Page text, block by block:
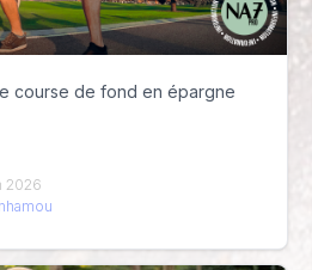
course de fond en épargne
2026